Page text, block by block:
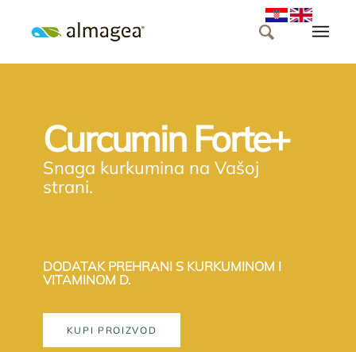
Curcumin Forte+
Snaga kurkumina na Vašoj
strani.
DODATAK PREHRANI S KURKUMINOM I
VITAMINOM D.
KUPI PROIZVOD